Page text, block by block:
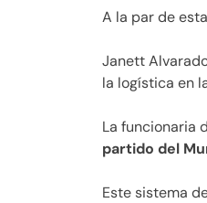
A la par de
Janett
la logística en
La funcionaria
partido del
Este sistema